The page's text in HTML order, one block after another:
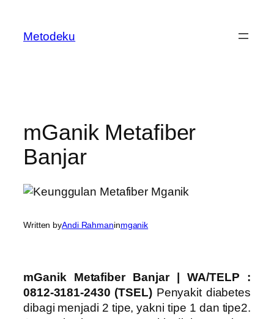
content
Metodeku
mGanik Metafiber
Banjar
Written byAndi Rahmaninmganik
mGanik Metafiber Banjar| WA/TELP :
0812-3181-2430 (TSEL) Penyakit diabetes
dibagi menjadi 2 tipe, yakni tipe 1 dan tipe2.